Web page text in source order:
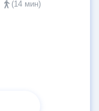
(14 мин)